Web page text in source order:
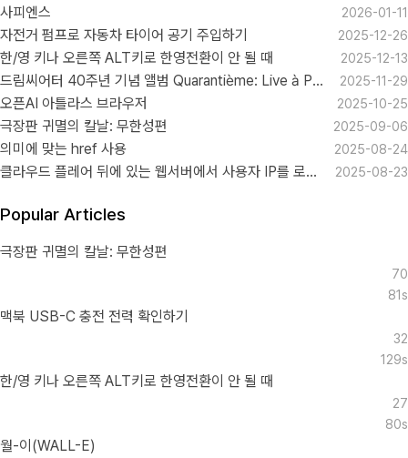
사피엔스 2026-01-11
자전거 펌프로 자동차 타이어 공기 주입하기 2025-12-26
한/영 키나 오른쪽 ALT키로 한영전환이 안 될 때 2025-12-13
드림씨어터 40주년 기념 앨범 Quarantième: Live à Paris 2025-11-29
오픈AI 아틀라스 브라우저 2025-10-25
극장판 귀멸의 칼날: 무한성편 2025-09-06
의미에 맞는 href 사용 2025-08-24
클라우드 플레어 뒤에 있는 웹서버에서 사용자 IP를 로그로 남기기 2025-08-23
Popular Articles
극장판 귀멸의 칼날: 무한성편
70
81s
맥북 USB-C 충전 전력 확인하기
32
129s
한/영 키나 오른쪽 ALT키로 한영전환이 안 될 때
27
80s
월-이(WALL-E)